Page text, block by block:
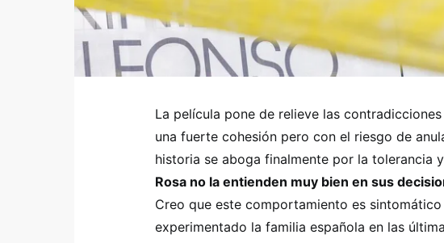
La película pone de relieve las
una fuerte cohesión pero con el riesgo de
historia se aboga finalmente por la tolerancia
Rosa no la entienden muy bien en sus
Creo que este comportamiento es
experimentado la familia española en las